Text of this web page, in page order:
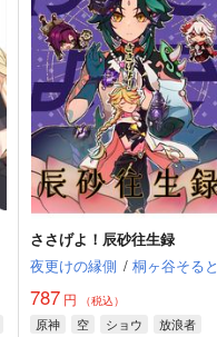
ささげよ！辰砂往生録
夜更けの縁側 / 桐ヶ谷そると
787 円 （税込）
原神 空 ショウ
放浪者